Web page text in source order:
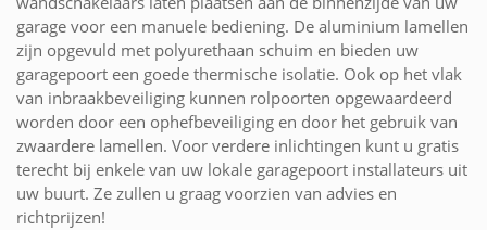
garage voor een manuele bediening. De aluminium lamellen
zijn opgevuld met polyurethaan schuim en bieden uw
garagepoort een goede thermische isolatie. Ook op het vlak
van inbraakbeveiliging kunnen rolpoorten opgewaardeerd
worden door een ophefbeveiliging en door het gebruik van
zwaardere lamellen. Voor verdere inlichtingen kunt u gratis
terecht bij enkele van uw lokale garagepoort installateurs uit
uw buurt. Ze zullen u graag voorzien van advies en
richtprijzen!